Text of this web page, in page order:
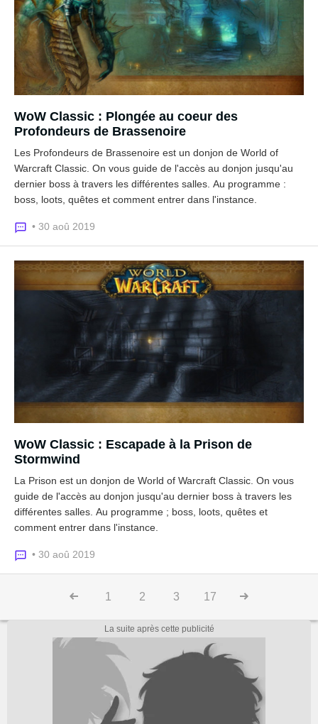
WoW Classic : Plongée au coeur des
Profondeurs de Brassenoire
Les Profondeurs de Brassenoire est un donjon de World of
Warcraft Classic. On vous guide de l'accès au donjon jusqu'au
dernier boss à travers les différentes salles. Au programme :
boss, loots, quêtes et comment entrer dans l'instance.
• 30 aoû 2019
WoW Classic : Escapade à la Prison de
Stormwind
La Prison est un donjon de World of Warcraft Classic. On vous
guide de l'accès au donjon jusqu'au dernier boss à travers les
différentes salles. Au programme ; boss, loots, quêtes et
comment entrer dans l'instance.
• 30 aoû 2019
1 2 3 17